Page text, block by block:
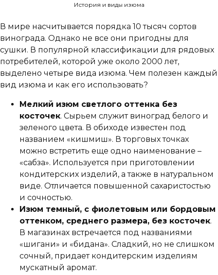
История и виды изюма
В мире насчитывается порядка 10 тысяч сортов
винограда. Однако не все они пригодны для
сушки. В популярной классификации для рядовых
потребителей, которой уже около 2000 лет,
выделено четыре вида изюма. Чем полезен каждый
вид изюма и как его использовать?
Мелкий изюм светлого оттенка без
косточек. Сырьем служит виноград белого и
зеленого цвета. В обиходе известен под
названием «кишмиш». В торговых точках
можно встретить еще одно наименование –
«сабза». Используется при приготовлении
кондитерских изделий, а также в натуральном
виде. Отличается повышенной сахаристостью
и сочностью.
Изюм темный, с фиолетовым или бордовым
оттенком, среднего размера, без косточек.
В магазинах встречается под названиями
«шигани» и «бидана». Сладкий, но не слишком
сочный, придает кондитерским изделиям
мускатный аромат.